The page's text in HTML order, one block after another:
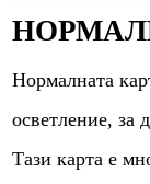
Нормалната
осветление, за
Тази карта е